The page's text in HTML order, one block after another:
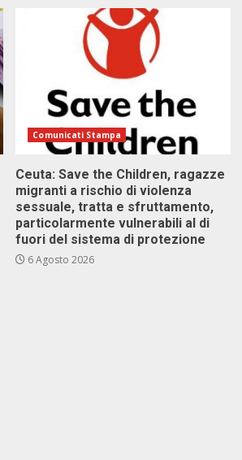
Comunicati Stampa
Ceuta: Save the Children, ragazze
migranti a rischio di violenza
sessuale, tratta e sfruttamento,
particolarmente vulnerabili al di
fuori del sistema di protezione
6 Agosto 2026